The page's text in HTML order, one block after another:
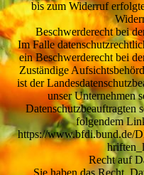
bis zum Widerruf
Beschwerderecht bei
Im Falle
ein Beschwerderecht bei
Zuständige
ist der
unser Unternehmen
Datenschutzbeauftragten
folgendem
https://www.bfdi.bund.de/
Recht auf
Sie haben das Recht,